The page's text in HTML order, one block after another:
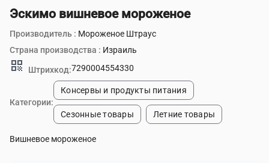
Эскимо вишневое мороженое
Производитель : Мороженое Штраус
Страна производства : Израиль
qr_code Штрихкод:7290004554330
Категории:
Консервы и продукты питания
Сезонные товары Летние товары
Вишневое мороженое